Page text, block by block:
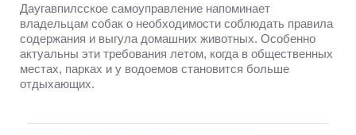
Даугавпилсское самоуправление напоминает
владельцам собак о необходимости соблюдать правила
содержания и выгула домашних животных. Особенно
актуальны эти требования летом, когда в общественных
местах, парках и у водоемов становится больше
отдыхающих.